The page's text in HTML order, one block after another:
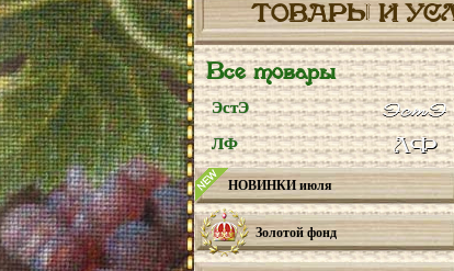
ТОВАРЫ И
Все товары
ЭстЭ
ЛФ
НОВИНКИ июля
Золотой фонд